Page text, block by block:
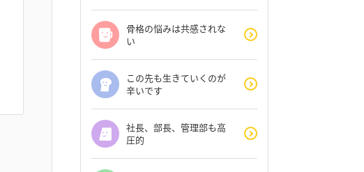
骨格の悩みは共感されな
い
この先も生きていくのが
辛いです
社長、部長、管理部も高
圧的